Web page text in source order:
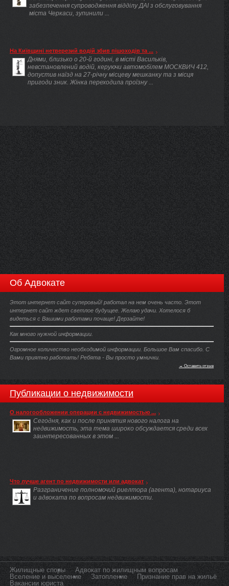
забезпечення супроводження відділу ДАІ з обслуговування
міста Черкаси, зупинили ...
На Київщині нетверезий водій збив пішоходів та ...
Днями, близько о 20-й годині, в місті Васильків,
невстановлений водій, керуючи автомобілем МОСКВИЧ 412,
допустив наїзд на 27-річну місцеву мешканку та з місця
пригоди зник. Жінка переходила проїзну ...
Об Адвокате
Этот интернет сайт суперовый! работал на нем очень часто. Этот
интернет сайт ждет светлое будущее. Желаю удачи. Хотелося б
видеться с Вашими работами почаще! Дерзайте!
Как много нужной информации.
Огромное количество необходимой информации. Большое Вам спасибо. С
Вами приятно работать! Ребята - Вы просто умнички.
→ Оставить отзыв
Публикации о недвижимости
О налогообложении операции с недвижимостью ...
Сегодня, как и после принятия нового налога на
недвижимость, эта тема широко обсуждается среди всех
заинтересованных в этом ...
Что лучше агент по недвижимости или адвокат
Разграничение полномочий риелтора (агента), нотариуса
и адвоката по вопросам недвижимости.
Жилищные споры
Адвокат по жилищным вопросам
Вселение и выселение
Затопление
Признание прав на жильё
Вакансии юриста